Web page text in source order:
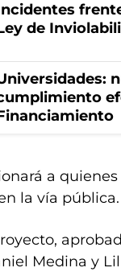
de
a
la vía pública.
Medina y